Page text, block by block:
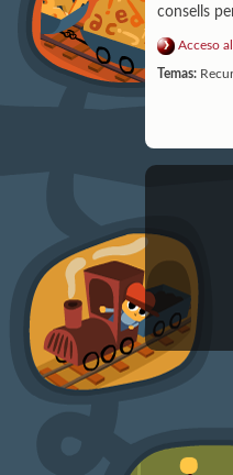
consells
Acceso
Temas: